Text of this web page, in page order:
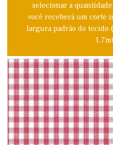
selecionar a
você receberá um corte
largura padrão do tecido